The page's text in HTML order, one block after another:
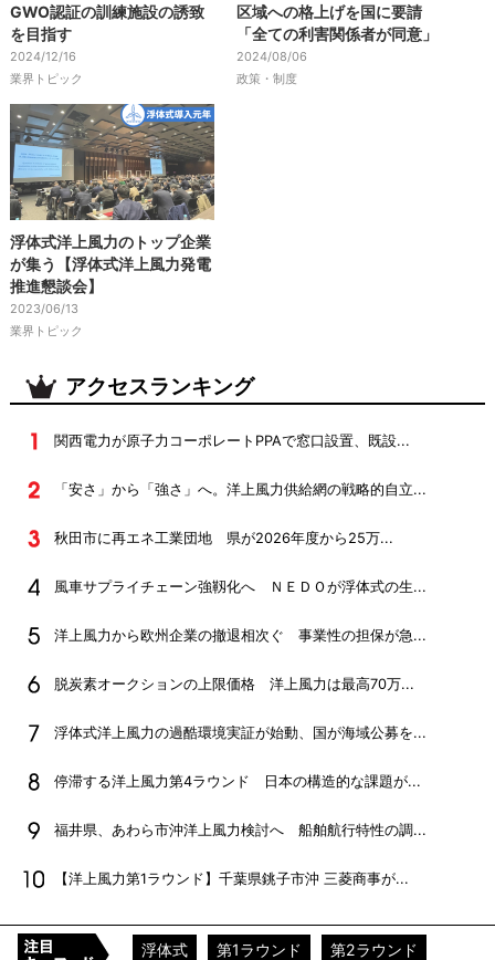
GWO認証の訓練施設の誘致
を目指す
2024/12/16
業界トピック
区域への格上げを国に要請
「全ての利害関係者が同意」
2024/08/06
政策・制度
浮体式洋上風力のトップ企業
が集う【浮体式洋上風力発電
推進懇談会】
2023/06/13
業界トピック
アクセスランキング
関西電力が原子力コーポレートPPAで窓口設置、既設...
「安さ」から「強さ」へ。洋上風力供給網の戦略的自立...
秋田市に再エネ工業団地 県が2026年度から25万...
風車サプライチェーン強靱化へ ＮＥＤＯが浮体式の生...
洋上風力から欧州企業の撤退相次ぐ 事業性の担保が急...
脱炭素オークションの上限価格 洋上風力は最高70万...
浮体式洋上風力の過酷環境実証が始動、国が海域公募を...
停滞する洋上風力第4ラウンド 日本の構造的な課題が...
福井県、あわら市沖洋上風力検討へ 船舶航行特性の調...
【洋上風力第1ラウンド】千葉県銚子市沖 三菱商事が...
浮体式 第1ラウンド
第2ラウンド